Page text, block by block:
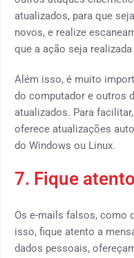
atualizados, para que
novos, e realize
que a ação seja
Além isso, é muito
do computador e outros
atualizados. Para
oferece atualizações
do Windows ou Linux.
7. Fique
Os e-mails falsos, como
isso, fique atento a
dados pessoais,